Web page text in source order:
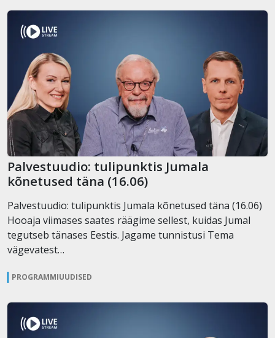
Palvestuudio: tulipunktis Jumala
kõnetused täna (16.06)
Palvestuudio: tulipunktis Jumala kõnetused täna (16.06)
Hooaja viimases saates räägime sellest, kuidas Jumal
tegutseb tänases Eestis. Jagame tunnistusi Tema
vägevatest…
PROGRAMMIUUDISED